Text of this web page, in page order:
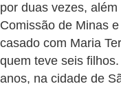
por duas vezes,
Comissão de Minas
casado com Maria
quem teve seis
anos, na cidade de